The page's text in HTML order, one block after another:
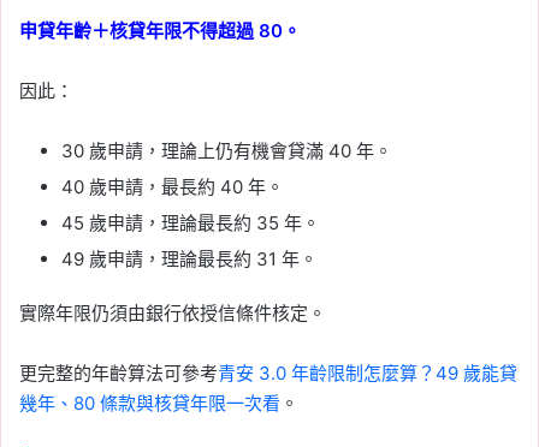
申貸年齡＋核貸年限不得超過 80。
因此：
30 歲申請，理論上仍有機會貸滿 40 年。
40 歲申請，最長約 40 年。
45 歲申請，理論最長約 35 年。
49 歲申請，理論最長約 31 年。
實際年限仍須由銀行依授信條件核定。
更完整的年齡算法可參考青安 3.0 年齡限制怎麼算？49 歲能貸
幾年、80 條款與核貸年限一次看 。